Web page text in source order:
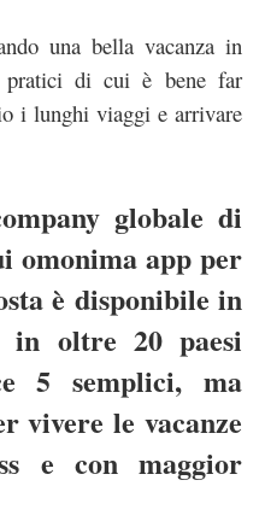
una bella vacanza in
pratici di cui è bene far
i lunghi viaggi e arrivare
globale di
omonima app per
è disponibile in
oltre 20 paesi
5 semplici, ma
vivere le vacanze
e con maggior